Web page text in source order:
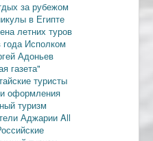
за рубежом
в Египте
летних туров
Исполком
Адоньев
газета"
туристы
оформления
туризм
Аджарии All